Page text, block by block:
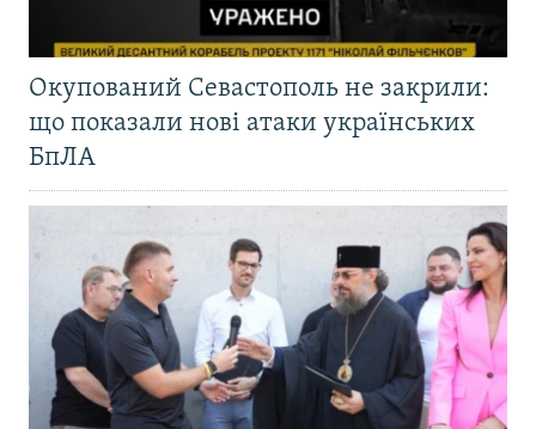
Окупований Севастополь не закрили:
що показали нові атаки українських
БпЛА